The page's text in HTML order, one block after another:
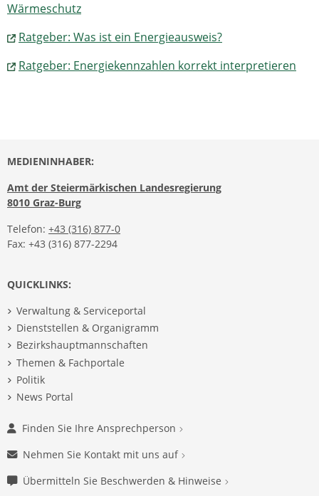
Wärmeschutz
Ratgeber: Was ist ein Energieausweis?
Ratgeber: Energiekennzahlen korrekt interpretieren
MEDIENINHABER:
Amt der Steiermärkischen Landesregierung
8010 Graz-Burg
Telefon: +43 (316) 877-0
Fax: +43 (316) 877-2294
QUICKLINKS:
Verwaltung & Serviceportal
Dienststellen & Organigramm
Bezirkshauptmannschaften
Themen & Fachportale
Politik
News Portal
Finden Sie Ihre Ansprechperson
Nehmen Sie Kontakt mit uns auf
Übermitteln Sie Beschwerden & Hinweise